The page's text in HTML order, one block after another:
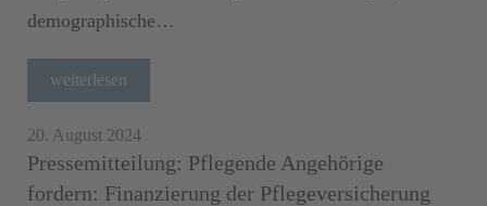
demographische…
weiterlesen
20. August 2024
Pressemitteilung: Pflegende Angehörige
fordern: Finanzierung der Pflegeversicherung